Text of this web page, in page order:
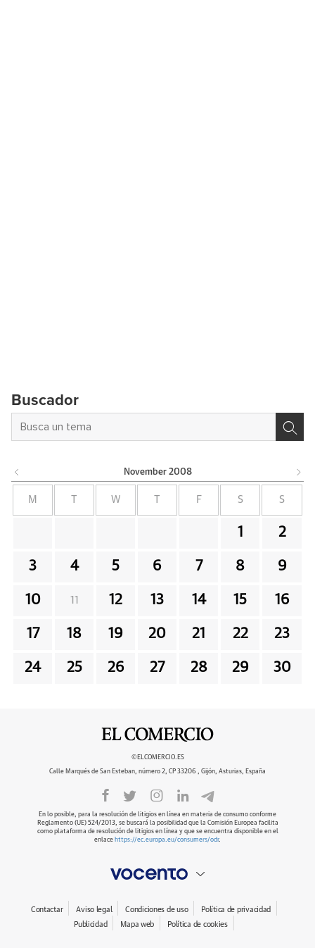
Buscador
November 2008
M W F S S
1 2
3 4 5 6 7 8 9
10 11 12 13 14 15 16
17 18 19 20 21 22 23
24 25 26 27 28 29 30
©ELCOMERCIO.ES
Calle Marqués de San Esteban, número 2, CP 33206 , Gijón, Asturias, España
En lo posible, para la resolución de litigios en línea en materia de consumo conforme
Reglamento (UE) 524/2013, se buscará la posibilidad que la Comisión Europea facilita
como plataforma de resolución de litigios en línea y que se encuentra disponible en el
enlace https://ec.europa.eu/consumers/odr.
Contactar Aviso legal Condiciones de uso
Política de privacidad
Publicidad
Mapa web Política de cookies